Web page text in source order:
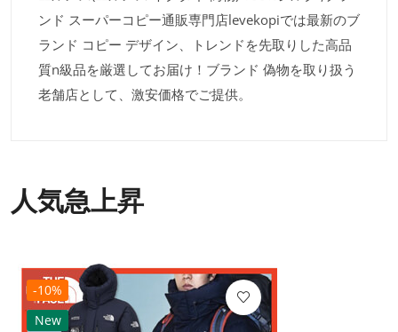
ンド スーパーコピー通販専門店levekopiでは最新のブ
ランド コピー デザイン、トレンドを先取りした高品
質n級品を厳選してお届け！ブランド 偽物を取り扱う
老舗店として、激安価格でご提供。
人気急上昇
-10%
New